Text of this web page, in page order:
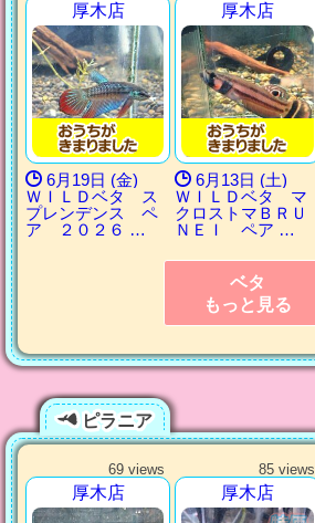
厚木店
6月19日 (金)
ＷＩＬＤベタ ス
プレンデンス ペ
ア ２０２６ …
厚木店
6月13日 (土)
ＷＩＬＤベタ マ
クロストマＢＲＵ
ＮＥＩ ペア …
ベタ
もっと見る
ピラニア
69 views
厚木店
85 views
厚木店